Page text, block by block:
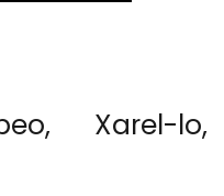
Xarel-lo,